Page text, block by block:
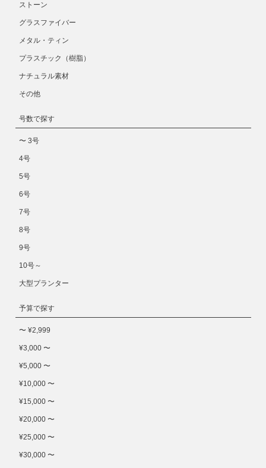
ストーン
グラスファイバー
メタル・ティン
プラスチック（樹脂）
ナチュラル素材
その他
号数で探す
〜 3号
4号
5号
6号
7号
8号
9号
10号～
大型プランター
予算で探す
〜 ¥2,999
¥3,000 〜
¥5,000 〜
¥10,000 〜
¥15,000 〜
¥20,000 〜
¥25,000 〜
¥30,000 〜